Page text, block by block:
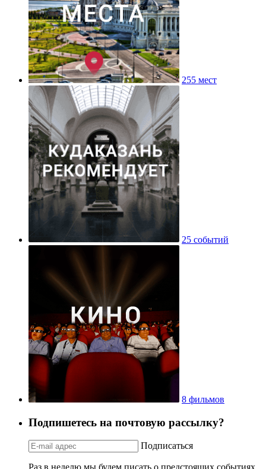
255 мест
25 событий
8 фильмов
Подпишетесь на почтовую рассылку?
Подписаться